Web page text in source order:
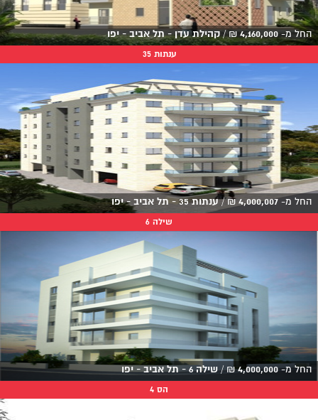
החל מ- 4,160,000
₪
/ קהילת עדן - תל אביב - יפו
ענתות 35
החל מ- 4,000,007
₪
/ ענתות 35 - תל אביב - יפו
שילה 6
החל מ-4,000,000
₪
/שילה 6 - תל אביב - יפו
הס 4